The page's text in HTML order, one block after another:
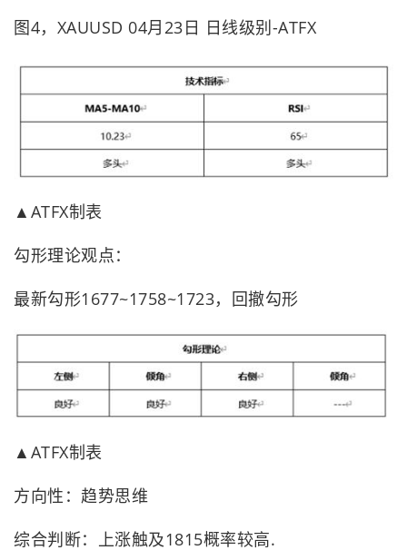
图4，XAUUSD 04月23日 日线级别-ATFX
▲ATFX制表
勾形理论观点：
最新勾形1677~1758~1723，回撤勾形
▲ATFX制表
方向性：趋势思维
综合判断：上涨触及1815概率较高.